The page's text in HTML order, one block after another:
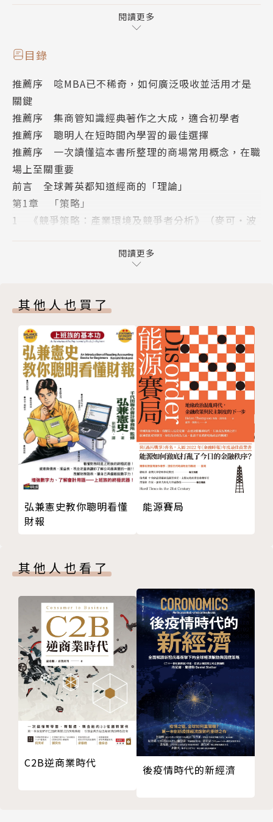
本書所整理的商場常用概念，在職場上至關重要！」
銷」、「領導」、「育才」，
收錄商業經典如《影響力》、《從0到1》、《競爭策
略》等書，
快速理解商場常用概念如「競爭策略」、「創新困
局」、「藍海策略」、「精益創業」、「青色組織」
等，立刻比別人高了一個檔次。
第1章 策略：
00%應對各種變化和情況的策略論。所以，我們必須
讀的10本策略名著。
第2章 顧客：
顧客是商業行為中最重要的資產。但是，顧客的種類和
來源百百種，對各企業、各職種來說，必須看清楚誰才
是你真正的顧客，而他們又會花錢買怎樣的商品、服
務，一切都要從解構你的顧客模樣開始。而商場上的創
新也與顧客息息相關，本章藉6本名著，介紹顧客的行
為和樣貌。
社內創業和新創的方法論影響著企業的規模和永續，何
謂不被時代淘汰的創業、創新，就從這10本名著開始
第4章 行銷：
市場規模與定位因人和企業而異，如果只關注在市場大
小太過狹隘，所以本書收錄製程（Product）、行銷
（Promotion）、價格（Price）和管道（Place）合
稱4P的內容，品牌戰略也會一併討論，共5本。
第5章 領導：
介紹組織和領導的本質，本章除了經典的領導論之外，
還會介紹近年的領導管理名著，共11本。
有了人，才會有商業行為和模式，回歸對人的探索和本
閱讀更多
目錄
推薦序 唸MBA已不稀奇，如何廣泛吸收並活用才是
關鍵
推薦序 集商管知識經典著作之大成，適合初學者
推薦序 聰明人在短時間內學習的最佳選擇
推薦序 一次讀懂這本書所整理的商場常用概念，在職
場上至關重要
前言 全球菁英都知道經商的「理論」
第1章 「策略」
1 《競爭策略：產業環境及競爭者分析》（麥可‧波
2 《競爭論》（麥可‧波特）——先決定要「放棄哪
「有計畫的戰略」和「創新」會孕育出強大的戰略
4 《瞬時競爭策略：快經濟時代的新常態》（莉塔‧
岡瑟‧麥奎斯）——變化正是機會
5 《好策略‧壞策略》（魯梅特） ——為什麼會產生
「壞策略」呢？
6 《競合策略：商業運作的真實力量》（亞當‧布蘭
登伯格） ——不只有贏過對手才是才能
7 《競爭大未來》（蓋瑞‧哈默爾、C.K.普哈拉）
——開創未來是我們真正的優勢
8 《策略管理與競爭優勢》（傑‧巴尼） ——企業的
優勢在於經營資源
9 《動態能力策略》（暫譯）Dynamic Capabilities
and Strategic Management（大衛‧提斯） ——
「全新的優勢」不需要無中生有
——創造出知識的人是中間管理職
第2章 「顧客」
11 《顧客忠誠度效力》（暫譯）The Loyalty Effec
t（弗雷德里克‧瑞克赫爾德）——確保舊客戶勝過開
發新客戶
12 《終極問題2.0》（暫譯）The Ultimate Questi
on 2.0（弗雷德里克‧瑞克赫爾德）——唯一該問顧客
的問題
13 《跨越鴻溝》（傑佛瑞‧墨爾） ——顧客不購買
新商品的真正原因
14 《創新的兩難》（克雷頓‧克里斯汀生）——為
什麼會輸給「這種玩具」？
15 《創新者的解答》（克雷頓‧克里斯汀生） ——
閱讀更多
其他人也買了
弘兼憲史教你聰明看懂
財報
能源賽局
其他人也看了
C2B逆商業時代
後疫情時代的新經濟